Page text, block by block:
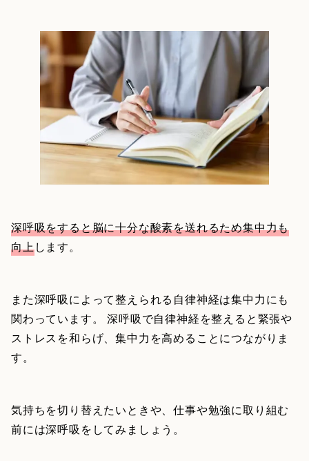
深呼吸をすると脳に十分な酸素を送れるため集中力も
向上します。
また深呼吸によって整えられる自律神経は集中力にも
関わっています。 深呼吸で自律神経を整えると緊張や
ストレスを和らげ、集中力を高めることにつながりま
す。
気持ちを切り替えたいときや、仕事や勉強に取り組む
前には深呼吸をしてみましょう。